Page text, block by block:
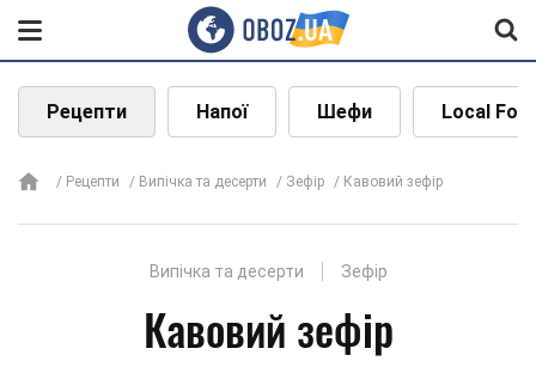
Рецепти Напої Шефи Local
Рецепти Випічка та десерти Зефір Кавовий зефір
Випічка та десерти Зефір
Кавовий зефір